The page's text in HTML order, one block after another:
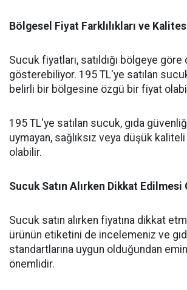
Bölgesel Fiyat Farklılıkları ve
Sucuk fiyatları, satıldığı bölgeye
gösterebiliyor. 195 TL'ye satılan
belirli bir bölgesine özgü bir fiyat
195 TL'ye satılan sucuk, gıda
uymayan, sağlıksız veya düşük
olabilir.
Sucuk Satın Alırken Dikkat
Sucuk satın alırken fiyatına dikkat
ürünün etiketini de incelemeniz ve
standartlarına uygun olduğundan
önemlidir.